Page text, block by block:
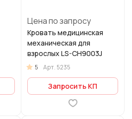
Цена по запросу
Кровать медицинская
механическая для
взрослых LS-CH9003J
5 Арт. 5235
Запросить КП